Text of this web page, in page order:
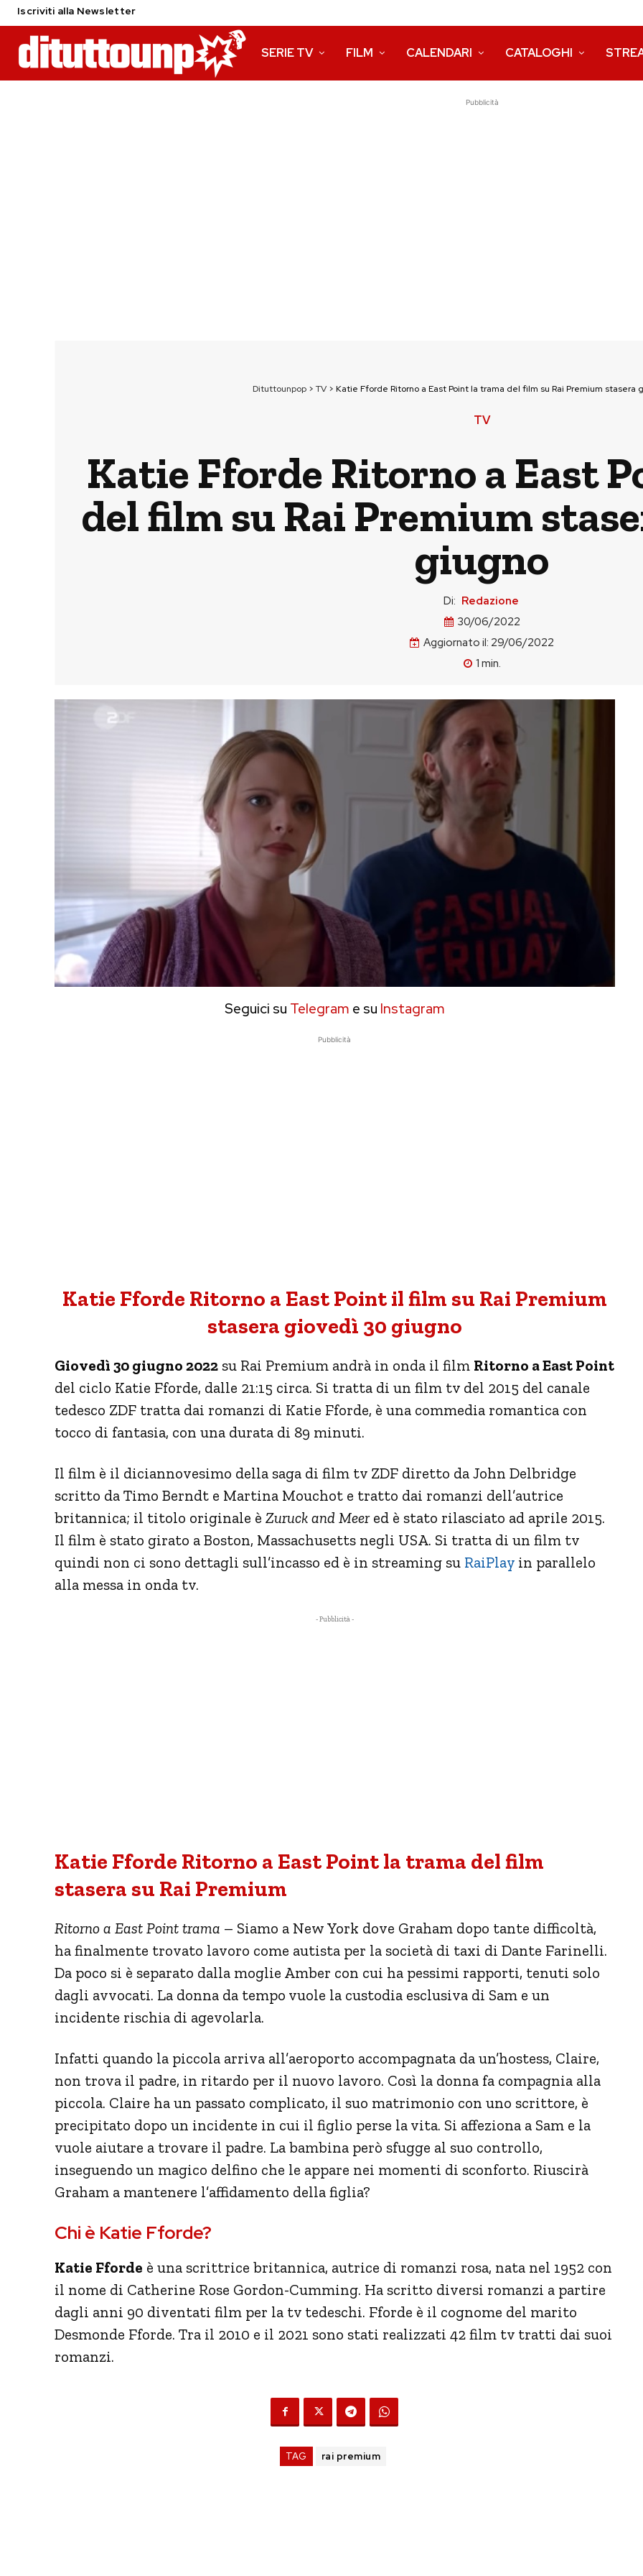
Iscriviti alla Newsletter
SERIE TV FILM CALENDARI CATALOGHI
Pubblicità
Dituttounpop> TV> Katie Fforde Ritorno a East Point la trama del film su Rai Premium stasera
TV
Katie Fforde Ritorno a East
del film su Rai Premium
giugno
Di: Redazione
30/06/2022
Aggiornato il: 29/06/2022
1 min.
Seguici su Telegram e su Instagram
Pubblicità
Katie Fforde Ritorno a East Point il film su Rai Premium
stasera giovedì 30 giugno
Giovedì 30 giugno 2022 su Rai Premium andrà in onda il film Ritorno a East Point
del ciclo Katie Fforde, dalle 21:15 circa. Si tratta di un film tv del 2015 del canale
tedesco ZDF tratta dai romanzi di Katie Fforde, è una commedia romantica con
tocco di fantasia, con una durata di 89 minuti.
Il film è il diciannovesimo della saga di film tv ZDF diretto da John Delbridge
scritto da Timo Berndt e Martina Mouchot e tratto dai romanzi dell’autrice
britannica; il titolo originale è Zuruck and Meered è stato rilasciato ad aprile 2015.
Il film è stato girato a Boston, Massachusetts negli USA. Si tratta di un film tv
quindi non ci sono dettagli sull’incasso ed è in streaming su RaiPlay in parallelo
alla messa in onda tv.
- Pubblicità -
Katie Fforde Ritorno a East Point la trama del film
stasera su Rai Premium
Ritorno a East Point trama – Siamo a New York dove Graham dopo tante difficoltà,
ha finalmente trovato lavoro come autista per la società di taxi di Dante Farinelli.
Da poco si è separato dalla moglie Amber con cui ha pessimi rapporti, tenuti solo
dagli avvocati. La donna da tempo vuole la custodia esclusiva di Sam e un
incidente rischia di agevolarla.
Infatti quando la piccola arriva all’aeroporto accompagnata da un’hostess, Claire,
non trova il padre, in ritardo per il nuovo lavoro. Così la donna fa compagnia alla
piccola. Claire ha un passato complicato, il suo matrimonio con uno scrittore, è
precipitato dopo un incidente in cui il figlio perse la vita. Si affeziona a Sam e la
vuole aiutare a trovare il padre. La bambina però sfugge al suo controllo,
inseguendo un magico delfino che le appare nei momenti di sconforto. Riuscirà
Graham a mantenere l’affidamento della figlia?
Chi è Katie Fforde?
Katie Fforde è una scrittrice britannica, autrice di romanzi rosa, nata nel 1952 con
il nome di Catherine Rose Gordon-Cumming. Ha scritto diversi romanzi a partire
dagli anni 90 diventati film per la tv tedeschi. Fforde è il cognome del marito
Desmonde Fforde. Tra il 2010 e il 2021 sono stati realizzati 42 film tv tratti dai suoi
romanzi.
TAG rai premium